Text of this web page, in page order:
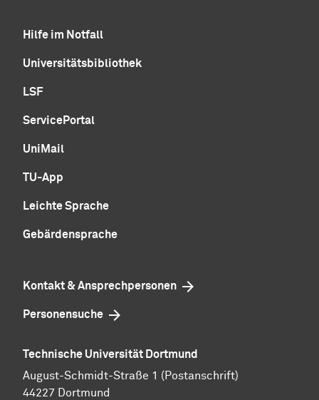
Hilfe im Notfall
Universitätsbibliothek
LSF
ServicePortal
UniMail
TU-App
Leichte Sprache
Gebärdensprache
Kontakt & Ansprechpersonen
Personensuche
Technische Universität Dortmund
August-Schmidt-Straße 1 (Postanschrift)
44227 Dortmund